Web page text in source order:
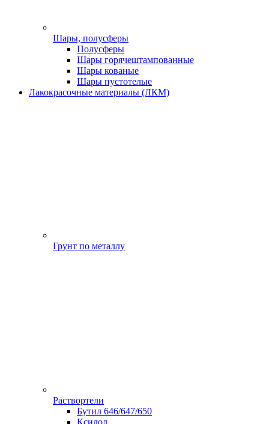
Шары, полусферы
Полусферы
Шары горячештампованные
Шары кованые
Шары пустотелые
Лакокрасочные материалы (ЛКМ)
Грунт по металлу
Раствортели
Бутил 646/647/650
Ксилол